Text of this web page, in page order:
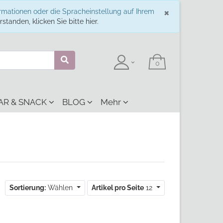
×
oder die Spracheinstellung auf Ihrem
klicken Sie bitte hier.
& SNACK BLOG Mehr
Sortierung: Wählen Artikel pro Seite 12